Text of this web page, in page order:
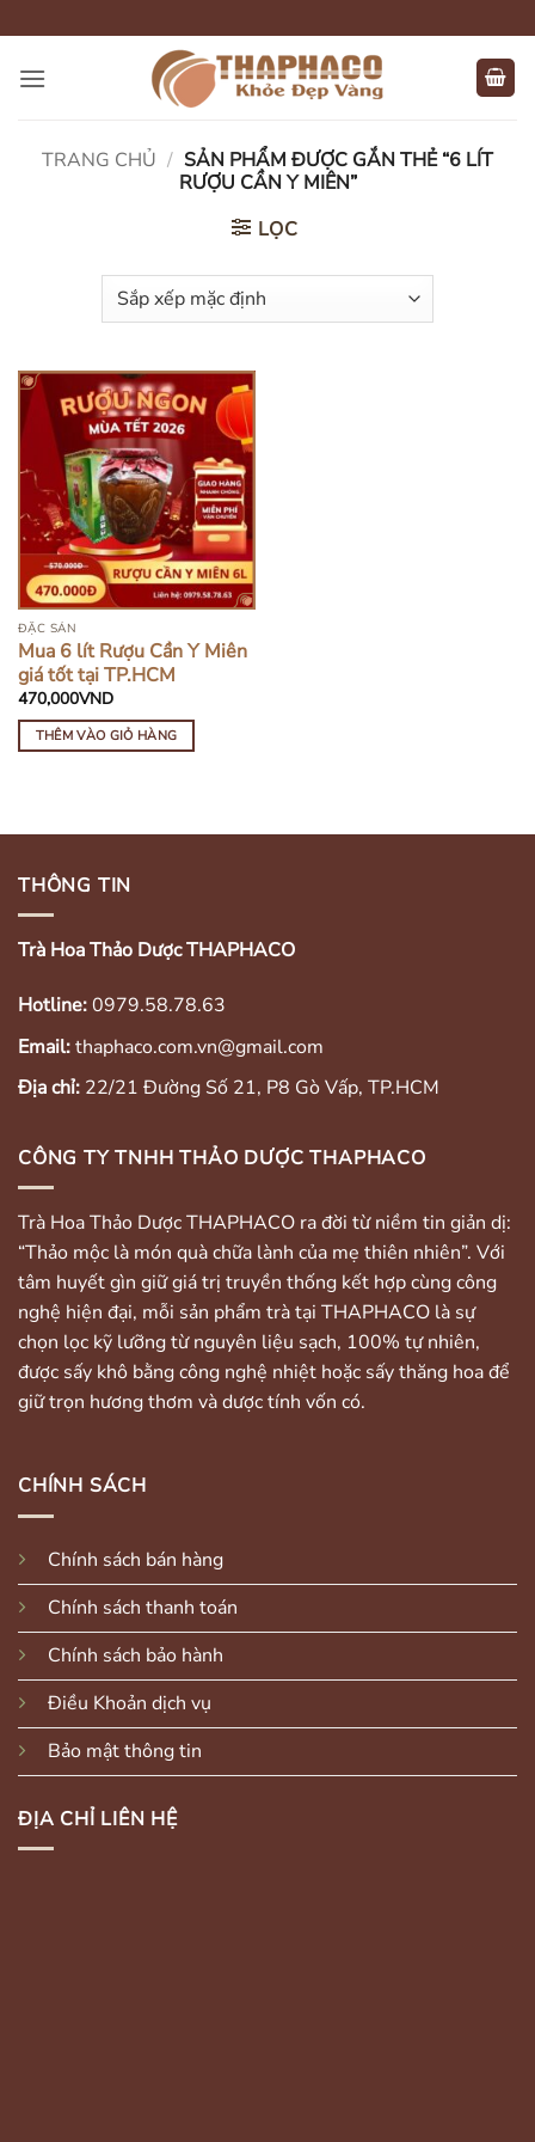
qua
nội
TRANG CHỦ / SẢN PHẨM ĐƯỢC GẮN THẺ “6 LÍT
RƯỢU CẦN Y MIÊN”
LỌC
ĐẶC SẢN
Mua 6 lít Rượu Cần Y Miên
giá tốt tại TP.HCM
470,000VND
THÊM VÀO GIỎ HÀNG
THÔNG TIN
Trà Hoa Thảo Dược THAPHACO
Hotline:0979.58.78.63
Email:thaphaco.com.vn@gmail.com
Địa chỉ: 22/21 Đường Số 21, P8 Gò Vấp, TP.HCM
CÔNG TY TNHH THẢO DƯỢC THAPHACO
Trà Hoa Thảo Dược THAPHACO ra đời từ niềm tin giản dị:
“Thảo mộc là món quà chữa lành của mẹ thiên nhiên”. Với
tâm huyết gìn giữ giá trị truyền thống kết hợp cùng công
nghệ hiện đại, mỗi sản phẩm trà tại THAPHACO là sự
chọn lọc kỹ lưỡng từ nguyên liệu sạch, 100% tự nhiên,
được sấy khô bằng công nghệ nhiệt hoặc sấy thăng hoa để
giữ trọn hương thơm và dược tính vốn có.
CHÍNH SÁCH
Chính sách bán hàng
Chính sách thanh toán
Chính sách bảo hành
Điều Khoản dịch vụ
Bảo mật thông tin
ĐỊA CHỈ LIÊN HỆ